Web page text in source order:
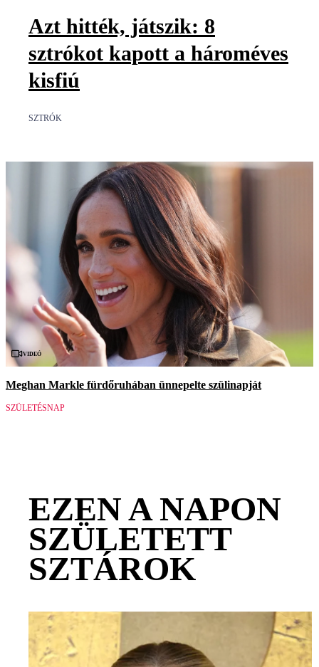
Azt hitték, játszik: 8
sztrókot kapott a hároméves
kisfiú
SZTRÓK
Videó
Meghan Markle fürdőruhában ünnepelte szülinapját
SZÜLETÉSNAP
EZEN A NAPON
SZÜLETETT
SZTÁROK